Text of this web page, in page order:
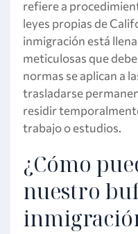
refiere a
leyes propias de
inmigración está
meticulosas que
normas se aplican a
trasladarse
residir
trabajo o estudios.
¿Cómo
nuestro